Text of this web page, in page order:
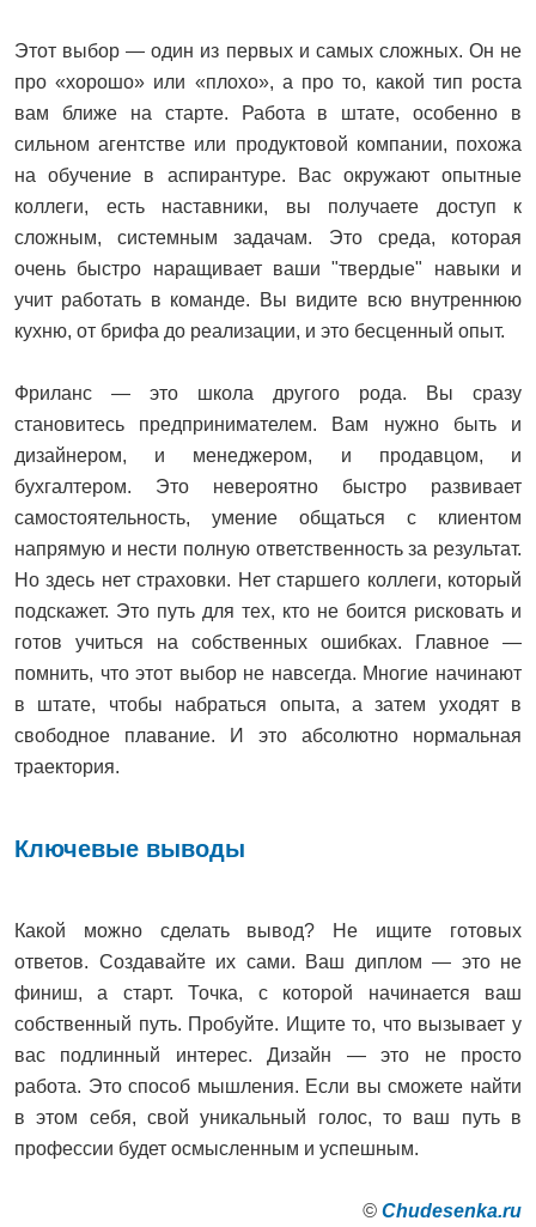
Этот выбор — один из первых и самых сложных. Он не
про «хорошо» или «плохо», а про то, какой тип роста
вам ближе на старте. Работа в штате, особенно в
сильном агентстве или продуктовой компании, похожа
на обучение в аспирантуре. Вас окружают опытные
коллеги, есть наставники, вы получаете доступ к
сложным, системным задачам. Это среда, которая
очень быстро наращивает ваши "твердые" навыки и
учит работать в команде. Вы видите всю внутреннюю
кухню, от брифа до реализации, и это бесценный опыт.
Фриланс — это школа другого рода. Вы сразу
становитесь предпринимателем. Вам нужно быть и
дизайнером, и менеджером, и продавцом, и
бухгалтером. Это невероятно быстро развивает
самостоятельность, умение общаться с клиентом
напрямую и нести полную ответственность за результат.
Но здесь нет страховки. Нет старшего коллеги, который
подскажет. Это путь для тех, кто не боится рисковать и
готов учиться на собственных ошибках. Главное —
помнить, что этот выбор не навсегда. Многие начинают
в штате, чтобы набраться опыта, а затем уходят в
свободное плавание. И это абсолютно нормальная
траектория.
Ключевые выводы
Какой можно сделать вывод? Не ищите готовых
ответов. Создавайте их сами. Ваш диплом — это не
финиш, а старт. Точка, с которой начинается ваш
собственный путь. Пробуйте. Ищите то, что вызывает у
вас подлинный интерес. Дизайн — это не просто
работа. Это способ мышления. Если вы сможете найти
в этом себя, свой уникальный голос, то ваш путь в
профессии будет осмысленным и успешным.
© Сhudesenka.ru